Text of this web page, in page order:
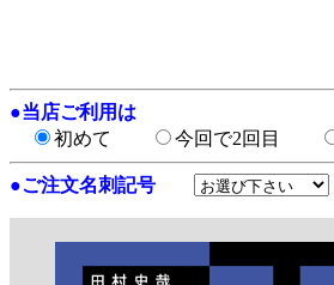
●当店ご利用は
初めて
今回で2回目
●ご注文名刺記号